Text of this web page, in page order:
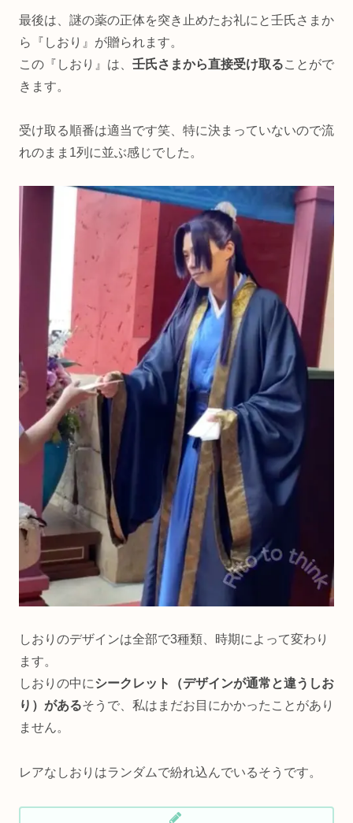
最後は、謎の薬の正体を突き止めたお礼にと壬氏さまか
ら『しおり』が贈られます。
この『しおり』は、 壬氏さまから直接受け取ることがで
きます。
受け取る順番は適当です笑、特に決まっていないので流
れのまま1列に並ぶ感じでした。
しおりのデザインは全部で3種類、時期によって変わり
ます。
しおりの中にシークレット（デザインが通常と違うしお
り）があるそうで、私はまだお目にかかったことがあり
ません。
レアなしおりはランダムで紛れ込んでいるそうです。